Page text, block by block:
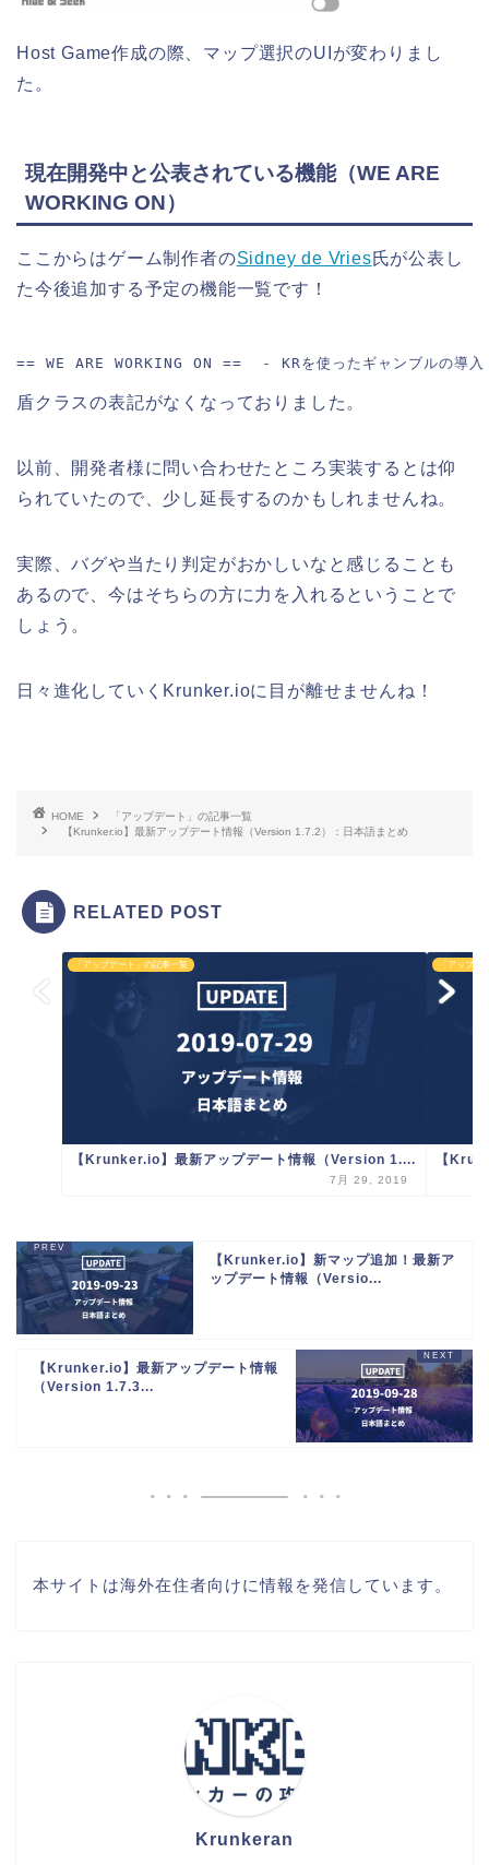
Host Game作成の際、マップ選択のUIが変わりまし
た。
現在開発中と公表されている機能（WE ARE
WORKING ON）
ここからはゲーム制作者のSidney de Vries氏が公表し
た今後追加する予定の機能一覧です！
== WE ARE WORKING ON ==  - KRを使ったギャンブルの
盾クラスの表記がなくなっておりました。
以前、開発者様に問い合わせたところ実装するとは仰
られていたので、少し延長するのかもしれませんね。
実際、バグや当たり判定がおかしいなと感じることも
あるので、今はそちらの方に力を入れるということで
しょう。
日々進化していくKrunker.ioに目が離せませんね！
HOME
「アップデート」の記事一覧
【Krunker.io】最新アップデート情報（Version 1.7.2）：日本語まとめ
RELATED POST
「アップデート」の記事一覧
【Krunker.io】最新アップデート情報（Version 1....
7月 29, 2019
「アップデ
【
【Krunker.io】新マップ追加！最新ア
ップデート情報（Versio...
【Krunker.io】最新アップデート情報
（Version 1.7.3...
本サイトは海外在住者向けに情報を発信しています。
Krunkeran